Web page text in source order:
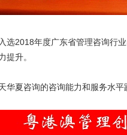
2018年度广东省管理咨询行业
提升。
夏咨询的咨询能力和服务水平